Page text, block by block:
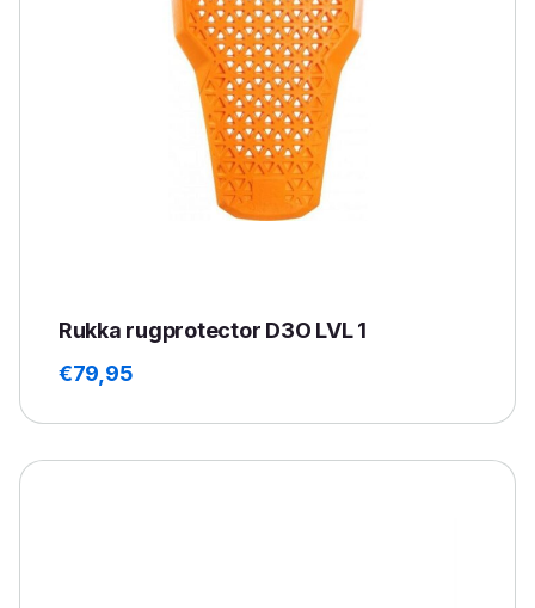
Rukka rugprotector D3O LVL 1
€79,95